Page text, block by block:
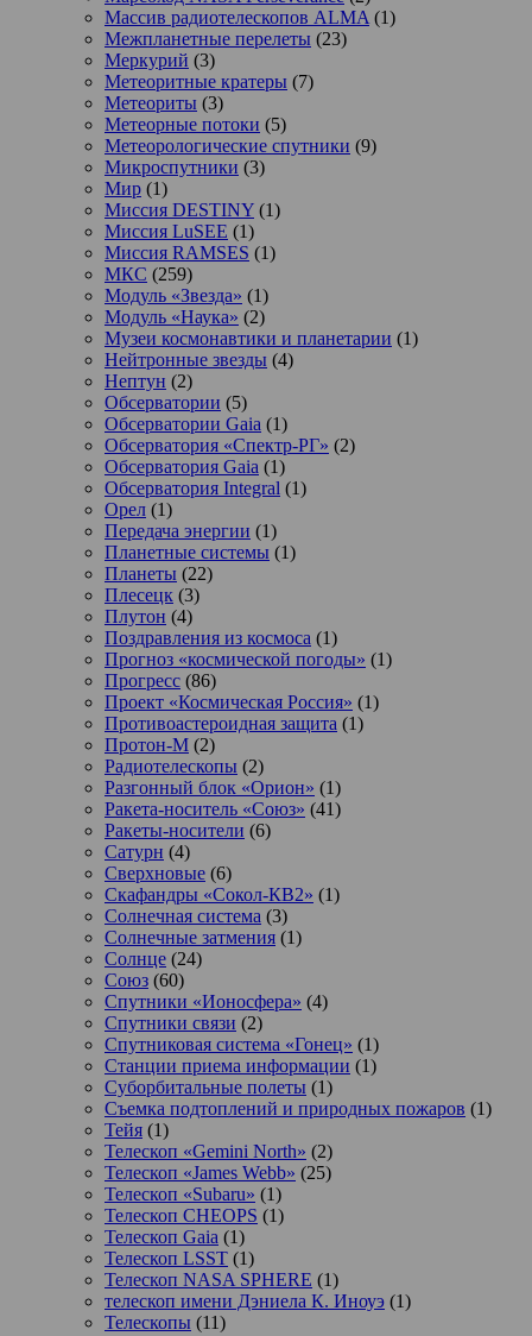
Массив радиотелескопов ALMA (1)
Межпланетные перелеты (23)
Меркурий (3)
Метеоритные кратеры (7)
Метеориты (3)
Метеорные потоки (5)
Метеорологические спутники (9)
Микроспутники (3)
Мир (1)
Миссия DESTINY (1)
Миссия LuSEE (1)
Миссия RAMSES (1)
МКС (259)
Модуль «Звезда» (1)
Модуль «Наука» (2)
Музеи космонавтики и планетарии (1)
Нейтронные звезды (4)
Нептун (2)
Обсерватории (5)
Обсерватории Gaia (1)
Обсерватория «Спектр-РГ» (2)
Обсерватория Gaia (1)
Обсерватория Integral (1)
Орел (1)
Передача энергии (1)
Планетные системы (1)
Планеты (22)
Плесецк (3)
Плутон (4)
Поздравления из космоса (1)
Прогноз «космической погоды» (1)
Прогресс (86)
Проект «Космическая Россия» (1)
Противоастероидная защита (1)
Протон-М (2)
Радиотелескопы (2)
Разгонный блок «Орион» (1)
Ракета-носитель «Союз» (41)
Ракеты-носители (6)
Сатурн (4)
Сверхновые (6)
Скафандры «Сокол-КВ2» (1)
Солнечная система (3)
Солнечные затмения (1)
Солнце (24)
Союз (60)
Спутники «Ионосфера» (4)
Спутники связи (2)
Спутниковая система «Гонец» (1)
Станции приема информации (1)
Суборбитальные полеты (1)
Съемка подтоплений и природных пожаров (1)
Тейя (1)
Телескоп «Gemini North» (2)
Телескоп «James Webb» (25)
Телескоп «Subaru» (1)
Телескоп CHEOPS (1)
Телескоп Gaia (1)
Телескоп LSST (1)
Телескоп NASA SPHERE (1)
телескоп имени Дэниела К. Иноуэ (1)
Телескопы (11)